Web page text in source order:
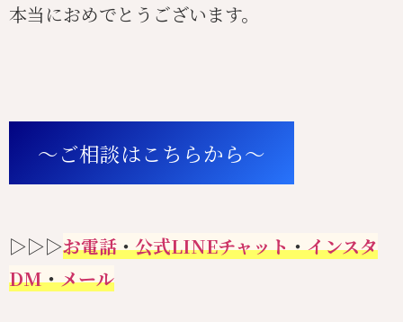
本当におめでとうございます。
〜ご相談はこちらから〜
▷▷▷お電話・公式LINEチャット・インスタ
DM・メール